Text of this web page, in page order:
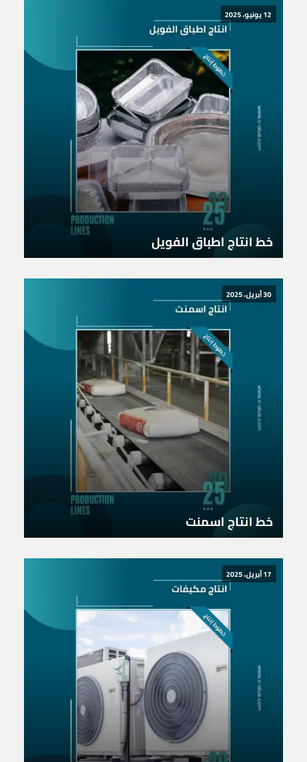
12 يونيو، 2025
خط انتاج اطباق الفويل
30 أبريل، 2025
خط انتاج اسمنت
17 أبريل، 2025